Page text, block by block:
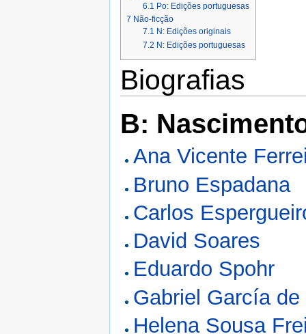
6.1 Po: Edições portuguesas
7 Não-ficção
7.1 N: Edições originais
7.2 N: Edições portuguesas
Biografias
B:
Ana Vicente
Bruno Espadana
Carlos
David Soares
Eduardo Spohr
Gabriel García de
Helena Sousa